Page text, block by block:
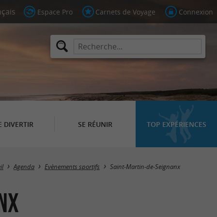
Espace Pro Carnets de Voyage Connexion
DIVERTIR SE RÉUNIR TOP EXPÉRIENCES
Masquer la carte
Agenda Evènements sportifs Saint-Martin-de-Seignanx